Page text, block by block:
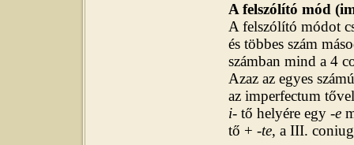
A felszólító mód
A felszólító módot
és többes szám
számban mind a 4
Azaz az egyes
az imperfectum
i- tő helyére egy -e
tő + -te, a III.